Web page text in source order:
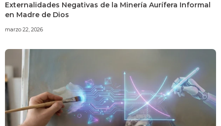
Externalidades Negativas de la Minería Aurífera Informal
en Madre de Dios
marzo 22, 2026